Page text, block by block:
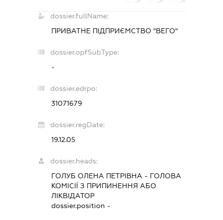
dossier.fullName:
ПРИВАТНЕ ПІДПРИЄМСТВО "ВЕГО"
dossier.opfSubType:
-
dossier.edrpo:
31071679
dossier.regDate:
19.12.05
dossier.heads:
ГОЛУБ ОЛЕНА ПЕТРІВНА - ГОЛОВА
КОМІСІЇ З ПРИПИНЕННЯ АБО
ЛІКВІДАТОР
dossier.position -